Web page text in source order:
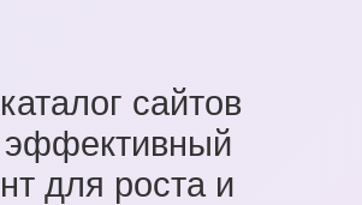
сайтов
для роста и